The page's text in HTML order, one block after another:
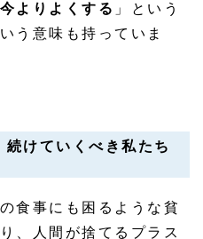
今よりよくする 」という
う意味も持っていま
けていくべき私たち
食事にも困るような貧
、人間が捨てるプラス